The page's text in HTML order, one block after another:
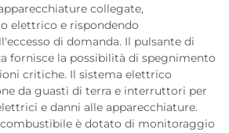
collegate,
elettrico e rispondendo
di domanda. Il pulsante di
fornisce la possibilità di spegnimento
critiche. Il sistema elettrico
da guasti di terra e interruttori per
e danni alle apparecchiature.
è dotato di monitoraggio